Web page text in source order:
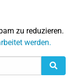
zu reduzieren.
werden.